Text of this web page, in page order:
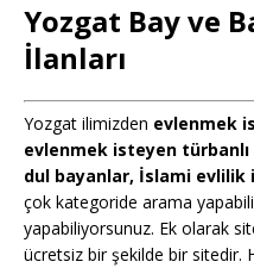
Yozgat Bay ve
İlanları
Yozgat ilimizden evlenmek
evlenmek isteyen
dul bayanlar, İslami evlilik
çok kategoride arama
yapabiliyorsunuz. Ek olarak
ücretsiz bir şekilde bir sitedir.